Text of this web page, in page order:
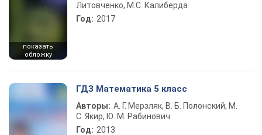
показать
обложку
Литовченко, М.С. Калиберда
Год: 2017
ГДЗ Математика 5 класс
Авторы: А. Г. Мерзляк, В. Б. Полонский, М.
С. Якир, Ю. М. Рабинович
Год: 2013